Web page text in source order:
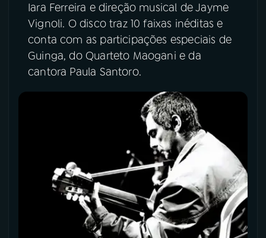
Iara Ferreira e direção musical de Jayme
Vignoli. O disco traz 10 faixas inéditas e
conta com as participações especiais de
Guinga, do Quarteto Maogani e da
cantora Paula Santoro.